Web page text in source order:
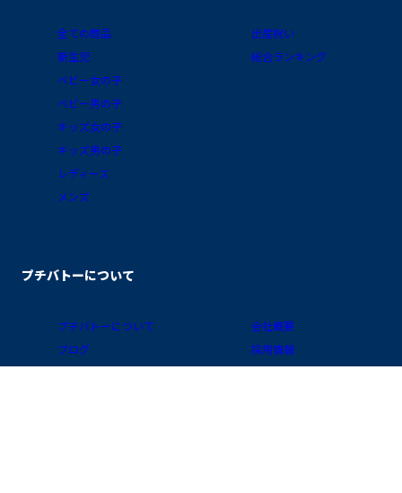
全ての商品
新生児
ベビー女の子
ベビー男の子
キッズ女の子
キッズ男の子
レディース
メンズ
出産祝い
総合ランキング
プチバトーについて
プチバトーについて
ブログ
会社概要
採用情報